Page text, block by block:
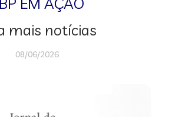
mais notícias
08/06/2026